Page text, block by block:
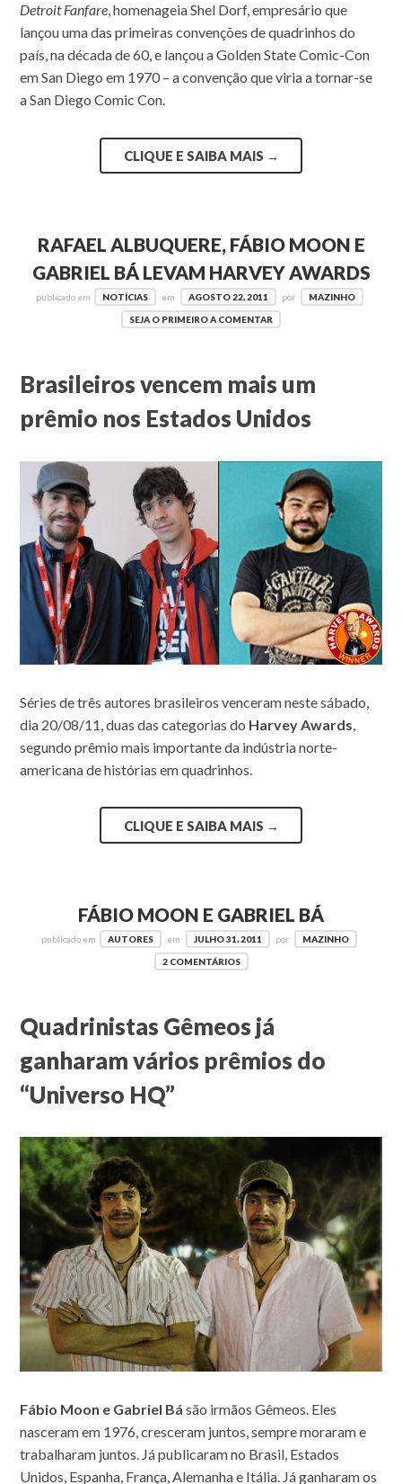
Detroit Fanfare, homenageia Shel Dorf, empresário que
lançou uma das primeiras convenções de quadrinhos do
país, na década de 60, e lançou a Golden State Comic-Con
em San Diego em 1970 – a convenção que viria a tornar-se
a San Diego Comic Con.
CLIQUE E SAIBA MAIS →
RAFAEL ALBUQUERE, FÁBIO MOON E
GABRIEL BÁ LEVAM HARVEY AWARDS
publicado em NOTÍCIAS em AGOSTO 22, 2011 por MAZINHO
SEJA O PRIMEIRO A COMENTAR
Brasileiros vencem mais um
prêmio nos Estados Unidos
Séries de três autores brasileiros venceram neste sábado,
dia 20/08/11, duas das categorias do Harvey Awards
segundo prêmio mais importante da indústria norte-
americana de histórias em quadrinhos.
CLIQUE E SAIBA MAIS →
FÁBIO MOON E GABRIEL BÁ
publicado em AUTORES em JULHO 31, 2011 por MAZINHO
2 COMENTÁRIOS
Quadrinistas Gêmeos já
ganharam vários prêmios do
“Universo HQ”
Fábio Moon e Gabriel Bá são irmãos Gêmeos. Eles
nasceram em 1976, cresceram juntos, sempre moraram e
trabalharam juntos. Já publicaram no Brasil, Estados
Unidos, Espanha, França, Alemanha e Itália. Já ganharam os